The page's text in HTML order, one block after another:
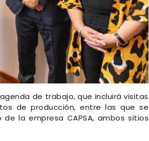
de trabajo, que incluirá visitas
de producción, entre las que se
la empresa CAPSA, ambos sitios